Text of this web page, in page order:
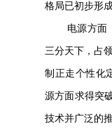
格局已初步形成
电源方面
三分天下，占
制正走个性化
源方面求得突
技术并广泛的